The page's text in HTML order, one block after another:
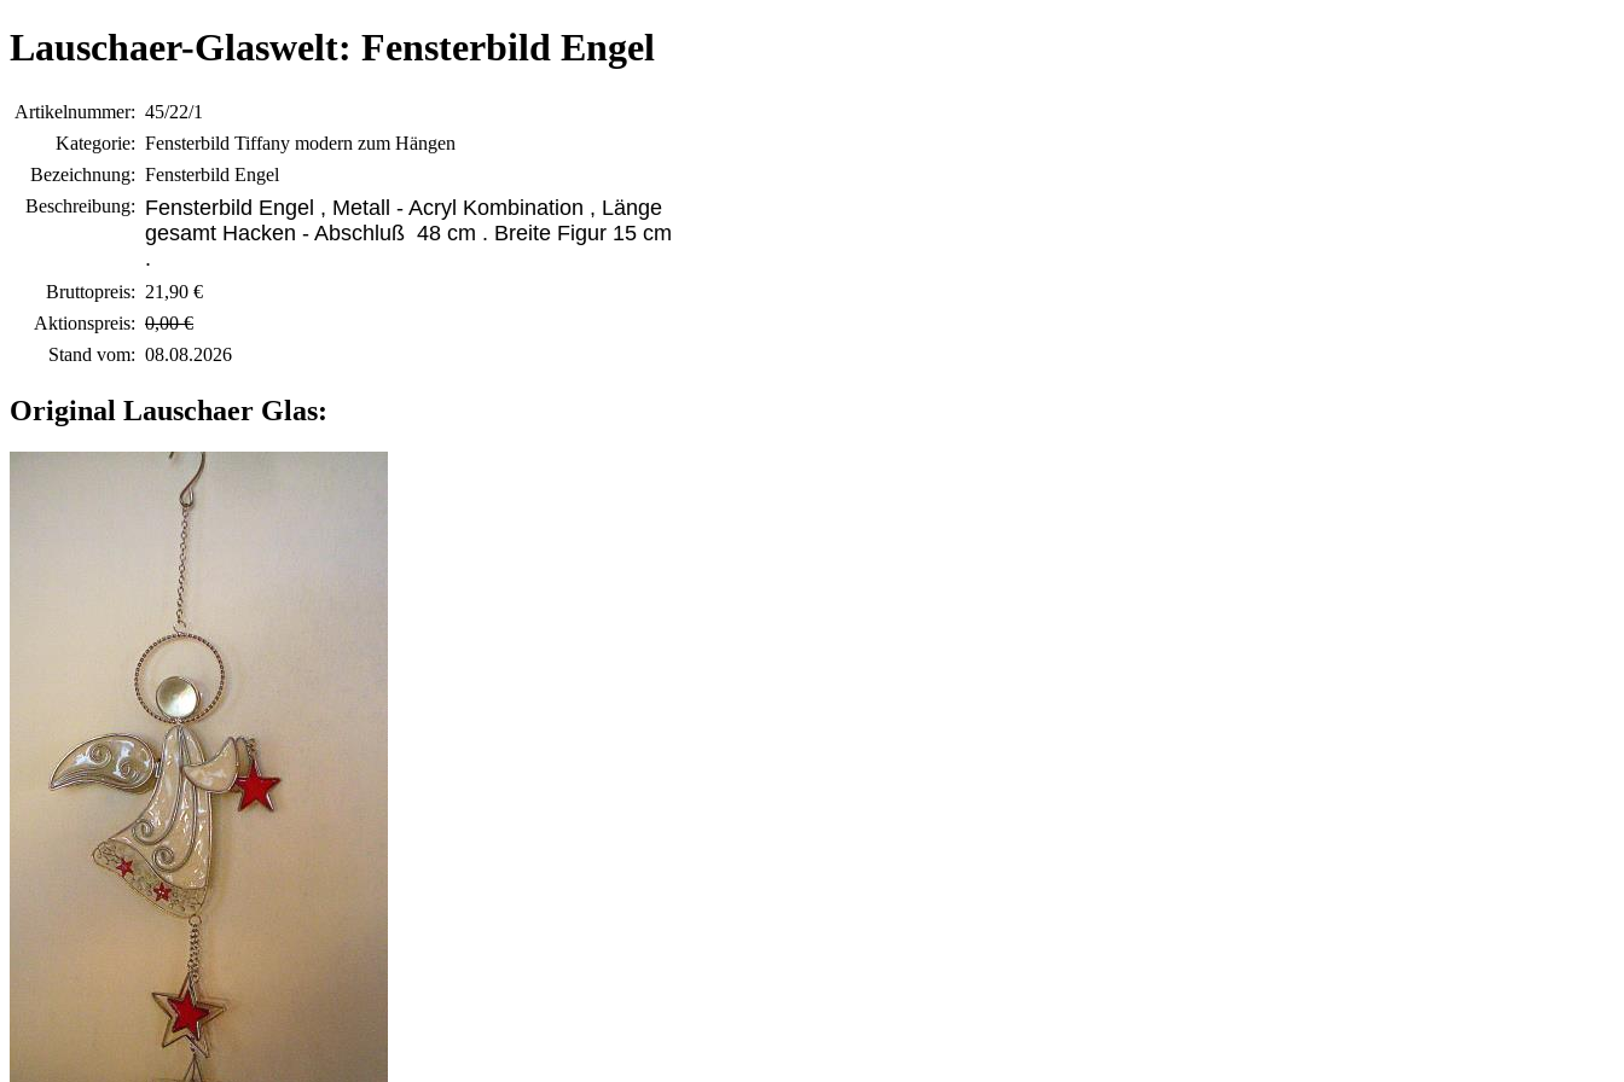
Lauschaer-Glaswelt: Fensterbild Engel
Artikelnummer: 45/22/1
Kategorie: Fensterbild Tiffany modern zum Hängen
Bezeichnung: Fensterbild Engel
Beschreibung: Fensterbild Engel , Metall - Acryl Kombination , Länge
gesamt Hacken - Abschluß 48 cm . Breite Figur 15 cm
.
Bruttopreis: 21,90 €
Aktionspreis: 0,00 €
Stand vom: 08.08.2026
Original Lauschaer Glas: